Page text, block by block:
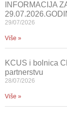
INFORMACIJA
29/07/2026
Više »
KCUS i bolnica
partnerstvu
28/07/2026
Više »